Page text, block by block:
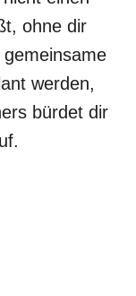
ohne dir
werden,
bürdet dir